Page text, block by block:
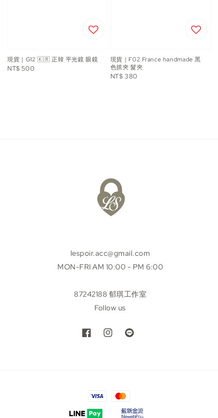
現貨｜G12 🇰🇷 正韓 平光鏡 眼鏡
Regular
NT$ 500
現貨｜F02 France handmade 黑
色抓夾 髮夾
Regular
NT$ 380
lespoir.acc@gmail.com
MON-FRI AM 10:00 - PM 6:00
87242188 郁琪工作室
Follow us